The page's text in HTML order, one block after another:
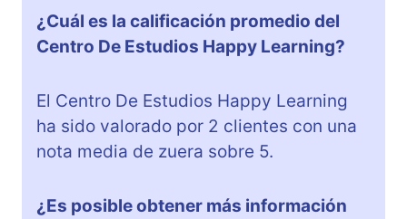
¿Cuál es la calificación promedio del
Centro De Estudios Happy Learning?
El Centro De Estudios Happy Learning
ha sido valorado por 2 clientes con una
nota media de zuera sobre 5.
¿Es posible obtener más información